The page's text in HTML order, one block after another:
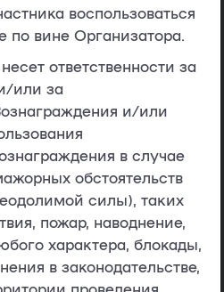
воспользоваться
вине Организатора.
ответственности за
или за
и/или
в случае
обстоятельств
силы), таких
пожар, наводнение,
характера, блокады,
в законодательстве,
проведения